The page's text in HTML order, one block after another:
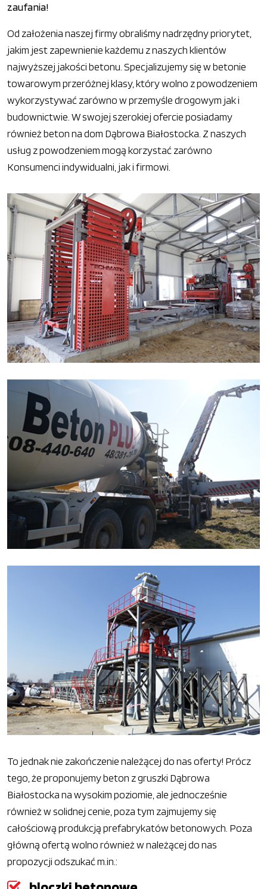
zaufania!
Od założenia naszej firmy obraliśmy nadrzędny priorytet,
jakim jest zapewnienie każdemu z naszych klientów
najwyższej jakości betonu. Specjalizujemy się w betonie
towarowym przeróżnej klasy, który wolno z powodzeniem
wykorzystywać zarówno w przemyśle drogowym jak i
budownictwie. W swojej szerokiej ofercie posiadamy
również beton na dom Dąbrowa Białostocka. Z naszych
usług z powodzeniem mogą korzystać zarówno
Konsumenci indywidualni, jak i firmowi.
To jednak nie zakończenie należącej do nas oferty! Prócz
tego, że proponujemy beton z gruszki Dąbrowa
Białostocka na wysokim poziomie, ale jednocześnie
również w solidnej cenie, poza tym zajmujemy się
całościową produkcją prefabrykatów betonowych. Poza
główną ofertą wolno również w należącej do nas
propozycji odszukać m.in.: